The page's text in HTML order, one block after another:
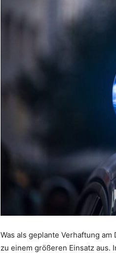
Was als geplante Verhaftung
zu einem größeren Einsatz aus.